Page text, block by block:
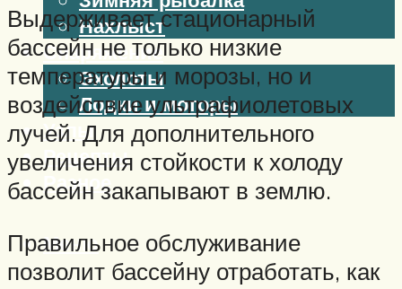
Нахлыст
Снаряжение
Эхолоты
Лодки и моторы
Узлы
Рецепты
Разное
Меню
Выдерживает стационарный
бассейн не только низкие
температуры и морозы, но и
воздействие ультрафиолетовых
лучей. Для дополнительного
увеличения стойкости к холоду
бассейн закапывают в землю.
Правильное обслуживание
позволит бассейну отработать, как